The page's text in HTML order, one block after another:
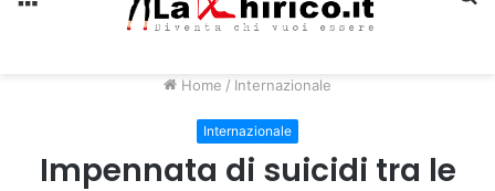
Home / Internazionale
Internazionale
Impennata di suicidi tra le